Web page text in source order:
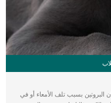
بسبب تلف الأمعاء أو في